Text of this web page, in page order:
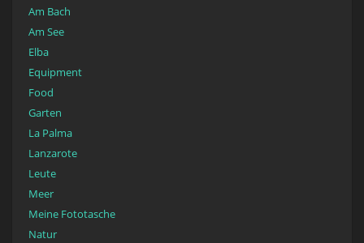
Am Bach
Am See
Elba
Equipment
Food
Garten
La Palma
Lanzarote
Leute
Meer
Meine Fototasche
Natur